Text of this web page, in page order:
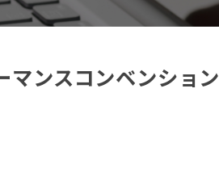
ンスコンベンション